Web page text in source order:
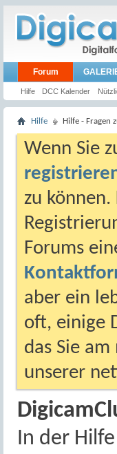
Forum
Hilfe DCC Kalender
Hilfe Hilfe - Fragen
Wenn Sie
zu
Forums
aber ein
oft, einige
das Sie
unserer
In der